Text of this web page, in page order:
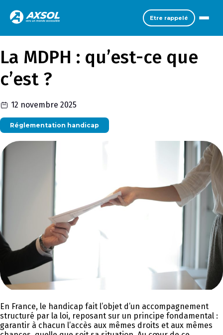
Etre rappelé
La MDPH : qu’est-ce que
c’est ?
12 novembre 2025
Réglementation handicap
En France, le handicap fait l’objet d’un accompagnement
structuré par la loi, reposant sur un principe fondamental :
garantir à chacun l’accès aux mêmes droits et aux mêmes